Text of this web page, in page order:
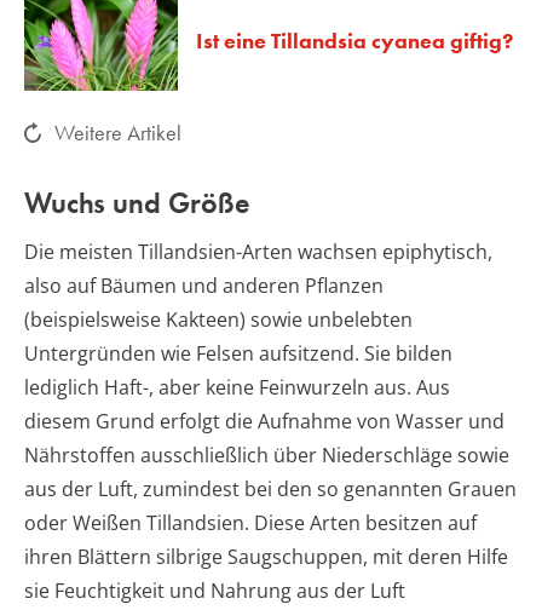
Ist eine Tillandsia cyanea giftig?
Weitere Artikel
Wuchs und Größe
Die meisten Tillandsien-Arten wachsen epiphytisch,
also auf Bäumen und anderen Pflanzen
(beispielsweise Kakteen) sowie unbelebten
Untergründen wie Felsen aufsitzend. Sie bilden
lediglich Haft-, aber keine Feinwurzeln aus. Aus
diesem Grund erfolgt die Aufnahme von Wasser und
Nährstoffen ausschließlich über Niederschläge sowie
aus der Luft, zumindest bei den so genannten Grauen
oder Weißen Tillandsien. Diese Arten besitzen auf
ihren Blättern silbrige Saugschuppen, mit deren Hilfe
sie Feuchtigkeit und Nahrung aus der Luft